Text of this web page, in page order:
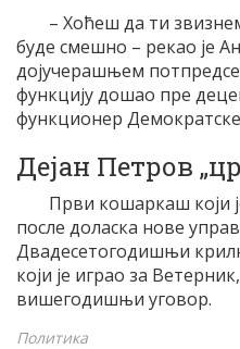
– Хоћеш да ти
буде смешно – рекао је
дојучерашњем
функцију дошао пре
функционер Демократске
Дејан Петров
Први кошаркаш који
после доласка нове
Двадесетогодишњи
који је играо за
вишегодишњи уговор.
Политика